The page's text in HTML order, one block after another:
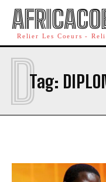
Relier Les Coeurs -
Tag:
D